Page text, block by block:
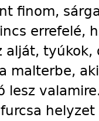
finom,
errefelé,
alját, tyúkok,
malterbe,
lesz